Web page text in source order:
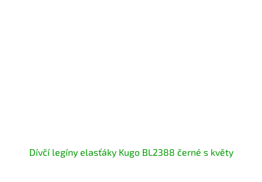
Dívčí legíny elasťáky Kugo BL2388 černé s květy